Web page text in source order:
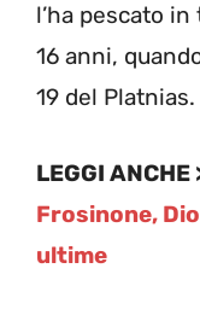
l’ha pescato
16 anni,
19 del Platnias.
LEGGI ANCHE
Frosinone,
ultime